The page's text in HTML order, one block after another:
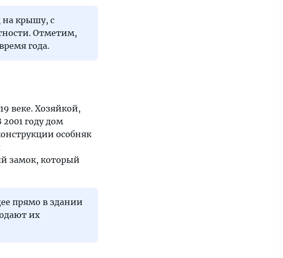
на крышу, с
Отметим,
года.
веке. Хозяйкой,
году дом
особняк
замок, который
прямо в здании
их